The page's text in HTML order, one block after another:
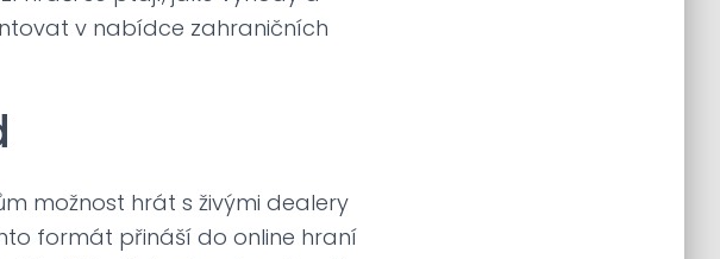
v nabídce zahraničních
možnost hrát s živými dealery
formát přináší do online hraní